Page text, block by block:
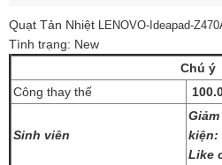
Quạt Tản Nhiệt LENOVO-Ideapad-
Tình trạng: New
Chú ý
Công thay thế
Sinh viên
kiện:
Like